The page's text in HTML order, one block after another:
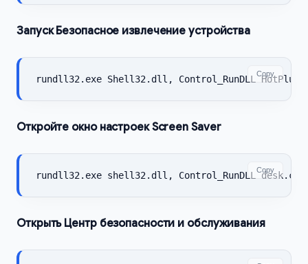
Запуск Безопасное извлечение устройства
rundll32.exe Shell32.dll, Control_RunDLLCopy
Откройте окно настроек Screen Saver
rundll32.exe shell32.dll, Control_RunDLLCopy
Открыть Центр безопасности и обслуживания